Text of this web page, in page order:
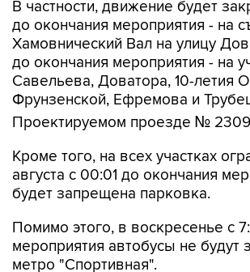
Хамовнический Вал на улицу
до окончания мероприятия - на
Савельева, Доватора, 10-летия
Фрунзенской, Ефремова и
Проектируемом проезде №
Кроме того, на всех участках
будет запрещена парковка.
Помимо этого, в воскресенье с
метро "Спортивная".
Согласно открытым данным, 9